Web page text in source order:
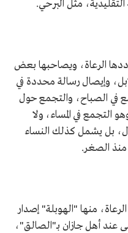
مثل البرحي.
الرعاة، ويصاحبها بعض
وإيصال رسالة محددة في
في الصباح، والتجمع حول
التجمع في المساء، ولا
بل يشمل كذلك النساء
الصغر.
منها "الهوبلة" إصدار
عند أهل جازان بـ"الصالق"،